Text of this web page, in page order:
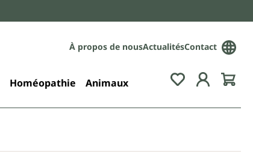
À propos de nousActualitésContact
Homéopathie Animaux